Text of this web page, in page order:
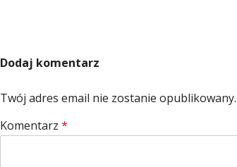
Dodaj komentarz
Twój adres email nie zostanie opublikowany.
Komentarz *